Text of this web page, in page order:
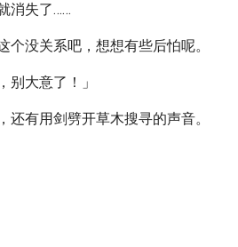
消失了……
个没关系吧，想想有些后怕呢。
别大意了！」
还有用剑劈开草木搜寻的声音。